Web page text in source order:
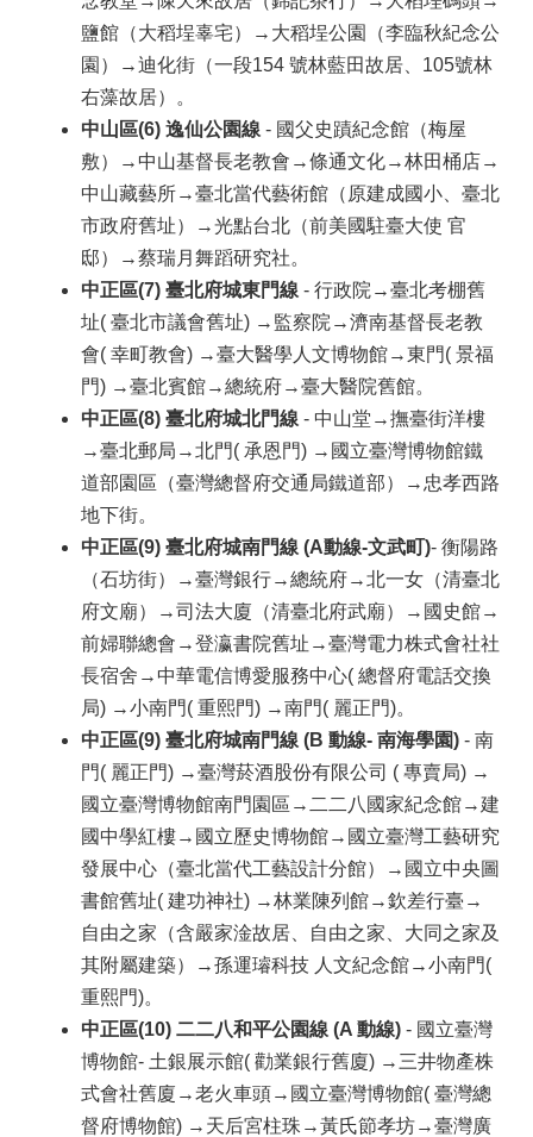
鹽館（大稻埕辜宅）→大稻埕公園（李臨秋紀念公
園）→迪化街（一段154 號林藍田故居、105號林
右藻故居）。
中山區(6) 逸仙公園線 - 國父史蹟紀念館（梅屋
敷）→中山基督長老教會→條通文化→林田桶店→
中山藏藝所→臺北當代藝術館（原建成國小、臺北
市政府舊址）→光點台北（前美國駐臺大使 官
邸）→蔡瑞月舞蹈研究社。
中正區(7) 臺北府城東門線 - 行政院→臺北考棚舊
址( 臺北市議會舊址) →監察院→濟南基督長老教
會( 幸町教會) →臺大醫學人文博物館→東門( 景福
門) →臺北賓館→總統府→臺大醫院舊館。
中正區(8) 臺北府城北門線 - 中山堂→撫臺街洋樓
→臺北郵局→北門( 承恩門) →國立臺灣博物館鐵
道部園區（臺灣總督府交通局鐵道部）→忠孝西路
地下街。
中正區(9) 臺北府城南門線 (A動線-文武町)- 衡陽路
（石坊街）→臺灣銀行→總統府→北一女（清臺北
府文廟）→司法大廈（清臺北府武廟）→國史館→
前婦聯總會→登瀛書院舊址→臺灣電力株式會社社
長宿舍→中華電信博愛服務中心( 總督府電話交換
局) →小南門( 重熙門) →南門( 麗正門)。
中正區(9) 臺北府城南門線 (B 動線- 南海學園) - 南
門( 麗正門) →臺灣菸酒股份有限公司 ( 專賣局) →
國立臺灣博物館南門園區→二二八國家紀念館→建
國中學紅樓→國立歷史博物館→國立臺灣工藝研究
發展中心（臺北當代工藝設計分館）→國立中央圖
書館舊址( 建功神社) →林業陳列館→欽差行臺→
自由之家（含嚴家淦故居、自由之家、大同之家及
其附屬建築）→孫運璿科技 人文紀念館→小南門(
重熙門)。
中正區(10) 二二八和平公園線 (A 動線) - 國立臺灣
博物館- 土銀展示館( 勸業銀行舊廈) →三井物產株
式會社舊廈→老火車頭→國立臺灣博物館( 臺灣總
督府博物館) →天后宮柱珠→黃氏節孝坊→臺灣廣